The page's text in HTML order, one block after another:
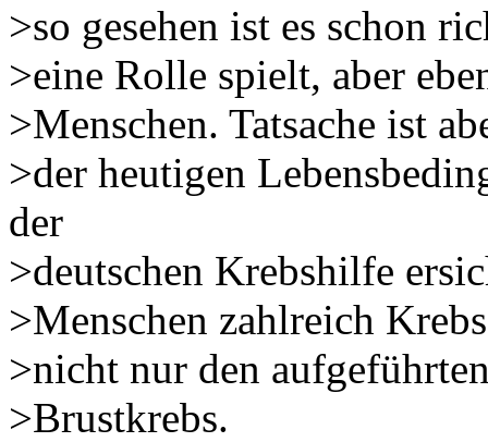
>so gesehen ist es schon
>eine Rolle spielt, aber
>Menschen. Tatsache ist
>der heutigen
der
>deutschen Krebshilfe
>Menschen zahlreich
>nicht nur den
>Brustkrebs.